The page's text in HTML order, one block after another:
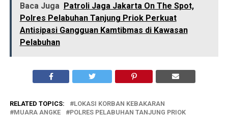
Baca Juga Patroli Jaga Jakarta On The Spot,
Polres Pelabuhan Tanjung Priok Perkuat
Antisipasi Gangguan Kamtibmas di Kawasan
Pelabuhan
RELATED TOPICS:
LOKASI KORBAN KEBAKARAN
MUARA ANGKE
POLRES PELABUHAN TANJUNG PRIOK